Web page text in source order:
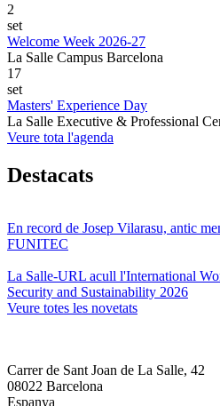
2
set
Welcome Week 2026-27
La Salle Campus Barcelona
17
set
Masters' Experience Day
La Salle Executive & Professional
Veure tota l'agenda
Destacats
En record de Josep Vilarasu, antic
FUNITEC
La Salle-URL acull l'International
Security and Sustainability 2026
Veure totes les novetats
Carrer de Sant Joan de La Salle, 42
08022 Barcelona
Espanya